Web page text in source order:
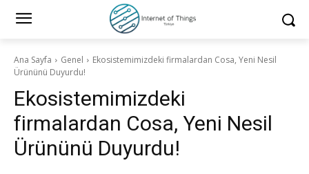
Ana Sayfa Genel
Ekosistemimizdeki firmalardan Cosa, Yeni Nesil
Ürününü Duyurdu!
Ekosistemimizdeki
firmalardan Cosa, Yeni Nesil
Ürününü Duyurdu!